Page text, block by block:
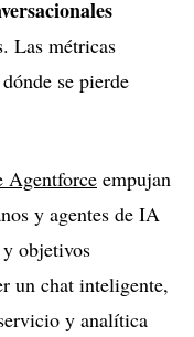
Las métricas
se pierde
Agentforce empujan
y agentes de IA
objetivos
un chat inteligente,
y analítica